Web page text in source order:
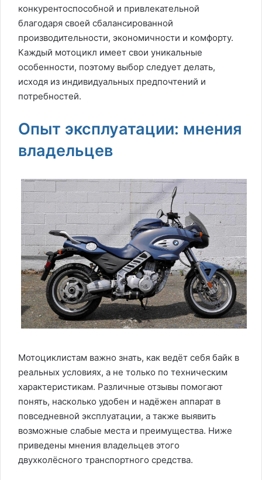
конкурентоспособной и привлекательной
благодаря своей сбалансированной
производительности, экономичности и комфорту.
Каждый мотоцикл имеет свои уникальные
особенности, поэтому выбор следует делать,
исходя из индивидуальных предпочтений и
потребностей.
Опыт эксплуатации: мнения
владельцев
Мотоциклистам важно знать, как ведёт себя байк в
реальных условиях, а не только по техническим
характеристикам. Различные отзывы помогают
понять, насколько удобен и надёжен аппарат в
повседневной эксплуатации, а также выявить
возможные слабые места и преимущества. Ниже
приведены мнения владельцев этого
двухколёсного транспортного средства.